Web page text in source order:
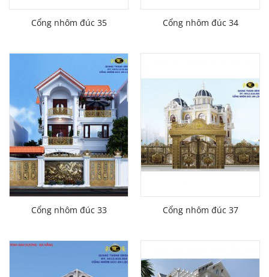
Cổng nhôm đúc 35 Cổng nhôm đúc 34
Cổng nhôm đúc 33 Cổng nhôm đúc 37